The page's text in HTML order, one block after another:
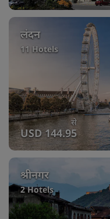
लंदन
11 Hotels
से
USD 144.95
श्रीनगर
2 Hotels